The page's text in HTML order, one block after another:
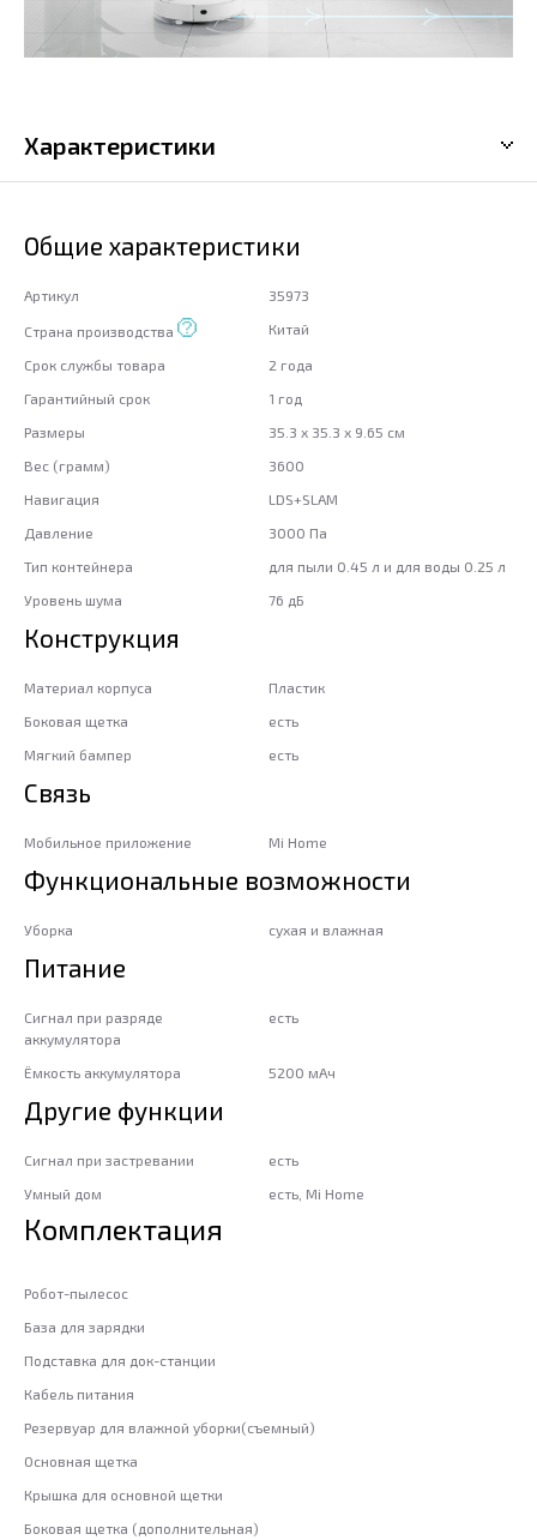
Характеристики
Общие характеристики
Артикул 35973
Страна производства Китай
Срок службы товара
2 года
Гарантийный срок
1 год
Размеры
35.3 x 35.3 x 9.65 см
Вес (грамм)
3600
Навигация
LDS+SLAM
Давление
3000 Па
Тип контейнера
для пыли 0.45 л и для воды 0.25 л
Уровень шума
76 дБ
Конструкция
Материал корпуса
Пластик
Боковая щетка
есть
Мягкий бампер
есть
Связь
Мобильное приложение Mi Home
Функциональные возможности
Уборка сухая и влажная
Питание
Сигнал при разряде
аккумулятора
есть
Ёмкость аккумулятора 5200 мАч
Другие функции
Сигнал при застревании
есть
Умный дом
есть, Mi Home
Комплектация
Робот-пылесос
База для зарядки
Подставка для док-станции
Кабель питания
Резервуар для влажной уборки(съемный)
Основная щетка
Крышка для основной щетки
Боковая щетка (дополнительная)